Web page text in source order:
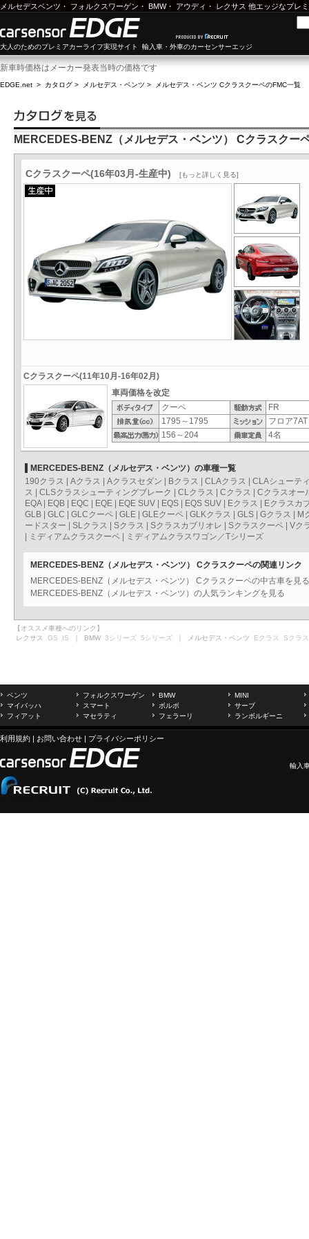
メルセデスベンツ ・ フォルクスワーゲン ・ BMW・ アウディ ・ レクサス 他エッジなプレ
大人のためのプレミアカーライフ実現サイト 輸入車・外車のカーセンサーエッジ
新車時価格はメーカー発表当時の価格です
EDGE.net > カタログ > メルセデス・ベンツ > メルセデス・ベンツ CクラスクーペのFMC一覧
MERCEDES-BENZ（メルセデス・ベンツ） Cクラスクー
Cクラスクーペ(16年03月-生産中) [もっと詳しく見る]
Cクラスクーペ(11年10月-16年02月)
車両価格を改定
クーペ
FR
1795～1795
フロア7AT
156～204
4名
MERCEDES-BENZ（メルセデス・ベンツ）の車種一覧
190クラス
Aクラス Aクラスセダン Bクラス CLAクラス
CLAシューテ
ス
CLSクラスシューティングブレーク CLクラス Cクラス
Cクラスオー
EQA| EQB EQC EQE EQE SUV EQS EQS SUV Eクラス
Eクラスカ
GLB
GLC GLCクーペ GLE GLEクーペ GLKクラス GLS Gクラス
M
ードスター
SLクラス Sクラス Sクラスカブリオレ Sクラスクーペ
Vク
ミディアムクラスクーペ ミディアムクラスワゴン／Tシリーズ
MERCEDES-BENZ（メルセデス・ベンツ） Cクラスクーペの関連リンク
MERCEDES-BENZ（メルセデス・ベンツ） Cクラスクーペの中古車を見
MERCEDES-BENZ（メルセデス・ベンツ）の人気ランキングを見る
【オススメ車種へのリンク】
レクサス GS IS ｜ BMW 3シリーズ 5シリーズ ｜ メルセデス・ベンツ Eクラス Sクラス
ベンツ フォルクスワーゲン BMW
MINI
マイバッハ
スマート ボルボ
サーブ
フィアット
マセラティ フェラーリ ランボルギーニ
利用規約 | お問い合わせ | プライバシーポリシー
輸入